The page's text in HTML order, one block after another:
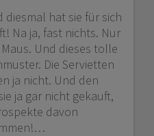
diesmal hat sie für sich
Na ja, fast nichts. Nur
Und dieses tolle
Die Servietten
ja nicht. Und den
ja gar nicht gekauft,
davon